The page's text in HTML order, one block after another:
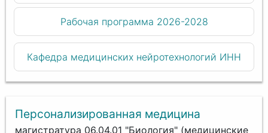
Рабочая программа 2026-2028
Кафедра медицинских нейротехнологий ИНН
Персонализированная медицина
магистратура 06.04.01 "Биология" (медицинские